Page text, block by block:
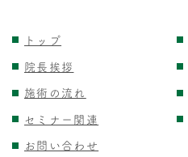
トップ
院長挨拶
施術の流れ
セミナー関連
お問い合わせ